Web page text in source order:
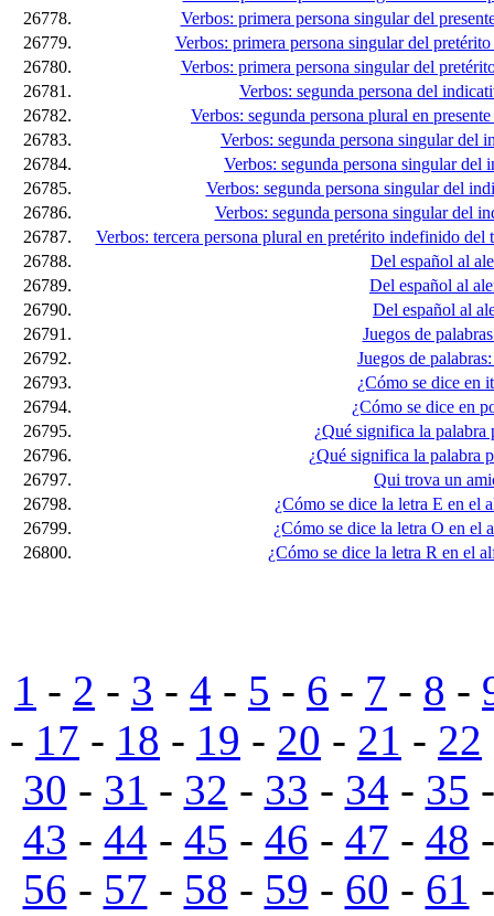
26778.
Verbos: primera persona singular del
26779.
Verbos: primera persona singular del
26780.
Verbos: primera persona singular del
26781.
Verbos: segunda persona del
26782.
Verbos: segunda persona plural en
26783.
Verbos: segunda persona singular del
26784.
Verbos: segunda persona singular del
26785.
Verbos: segunda persona singular del
26786.
Verbos: segunda persona singular del
26787.
Verbos: tercera persona plural en pretérito indefinido
26788.
Del español al
26789.
Del español al
26790.
Del español al
26791.
Juegos de
26792.
Juegos de
26793.
¿Cómo se dice en
26794.
¿Cómo se dice en
26795.
¿Qué significa la palabra
26796.
¿Qué significa la palabra
26797.
Qui trova un
26798.
¿Cómo se dice la letra E en el
26799.
¿Cómo se dice la letra O en el
26800.
¿Cómo se dice la letra R en el
1 - 2 - 3 - 4 - 5 - 6 - 7 - 8 -
- 17 - 18 - 19 - 20 - 21 - 22
30 - 31 - 32 - 33 - 34 - 35
43 - 44 - 45 - 46 - 47 - 48
56 - 57 - 58 - 59 - 60 - 61